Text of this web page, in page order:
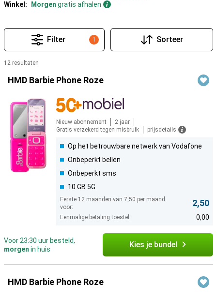
Winkel:
Morgen gratis afhalen
1
Filter Sorteer
12 resultaten
HMD Barbie Phone Roze
Nieuw abonnement
2 jaar
Gratis verzekerd tegen misbruik
prijsdetails
Op het betrouwbare netwerk van Vodafone
Onbeperkt bellen
Onbeperkt sms
10 GB 5G
Eerste 12 maanden van 7,50 per maand
voor:
2,50
Eenmalige betaling toestel: 0,00
Voor 23:30 uur besteld,
morgen in huis Kies je bundel
HMD Barbie Phone Roze